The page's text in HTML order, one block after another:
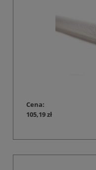
Cena:
105,19 zł